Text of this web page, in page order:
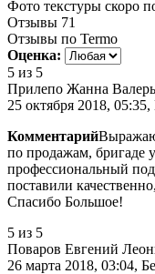
Фото текстуры скоро
Отзывы 71
Отзывы по Termo
Оценка:
5 из 5
Прилепо Жанна
25 октября 2018,
КомментарийВыражаю
по продажам, бригаде
профессиональный
поставили
Спасибо Большое!
5 из 5
Поваров Евгений
26 марта 2018, 03:04,